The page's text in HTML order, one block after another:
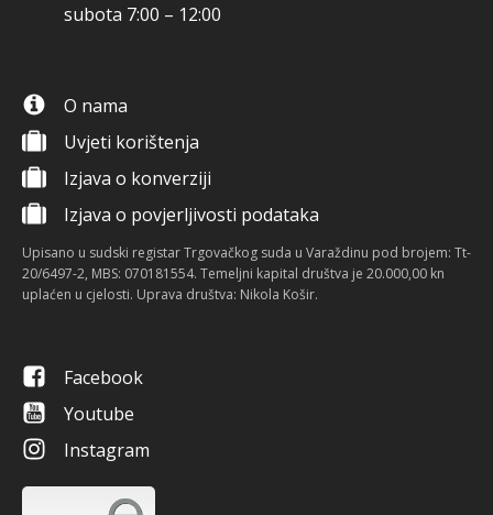
subota 7:00 – 12:00
O nama
Uvjeti korištenja
Izjava o konverziji
Izjava o povjerljivosti podataka
Upisano u sudski registar Trgovačkog suda u Varaždinu pod brojem: Tt-
20/6497-2, MBS: 070181554. Temeljni kapital društva je 20.000,00 kn
uplaćen u cjelosti. Uprava društva: Nikola Košir.
Facebook
Youtube
Instagram